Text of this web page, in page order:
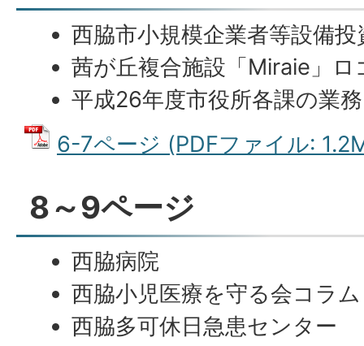
西脇市小規模企業者等設備
茜が丘複合施設「Miraie」ロ
平成26年度市役所各課の業務
6-7ページ (PDFファイル:
8～9ページ
西脇病院
西脇小児医療を守る会コラム
西脇多可休日急患センター